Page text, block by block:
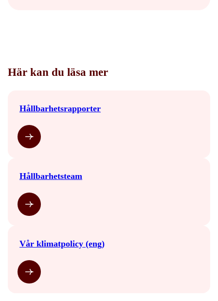
Här kan du läsa mer
Hållbarhetsrapporter
Hållbarhetsteam
Vår klimatpolicy (eng)